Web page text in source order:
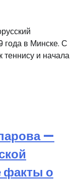
года в Минске. С
теннису и начала
—
факты о